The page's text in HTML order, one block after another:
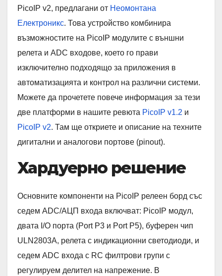
PicoIP v2, предлагани от Неомонтана
Електроникс. Това устройство комбинира
възможностите на PicoIP модулите с външни
релета и ADC входове, което го прави
изключително подходящо за приложения в
автоматизацията и контрол на различни системи.
Можете да прочетете повече информация за тези
две платформи в нашите ревюта PicoIP v1.2 и
PicoIP v2. Там ще откриете и описание на техните
дигитални и аналогови портове (pinout).
Хардуерно решение
Основните компоненти на PicoIP релеен борд със
седем ADC/АЦП входа включват: PicoIP модул,
двата I/O порта (Port P3 и Port P5), буферен чип
ULN2803A, релета с индикационни светодиоди, и
седем ADC входа с RC филтрови групи с
регулируем делител на напрежение. В